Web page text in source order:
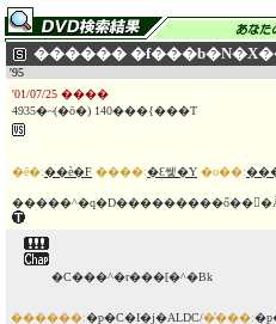
������
'95
'01/07/25 ����
4935�~(�ō�) 140���{���T
�ē�:��ѐ�F ����:�Ԑ쎟�Y �o��:
�C���^�r���[�^�Βk
������:�p�C�I�j�ALDC/�̔���: